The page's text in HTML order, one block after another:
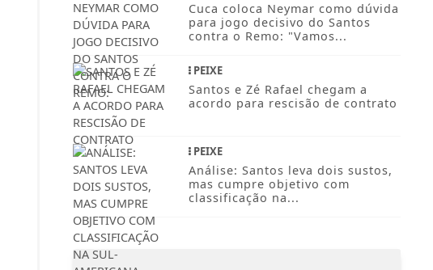
Cuca coloca Neymar como dúvida
para jogo decisivo do Santos
contra o Remo: "Vamos...
PEIXE
Santos e Zé Rafael chegam a
acordo para rescisão de contrato
PEIXE
Análise: Santos leva dois sustos,
mas cumpre objetivo com
classificação na...